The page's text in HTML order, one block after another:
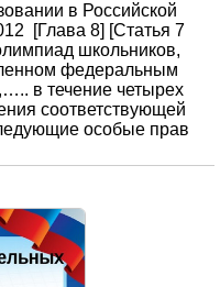
в Российской
[Глава 8] [Статья 7
школьников,
федеральным
в течение четырех
соответствующей
особые прав